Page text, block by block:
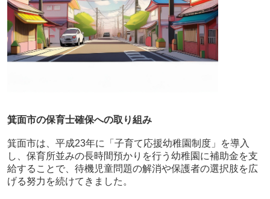
箕面市の保育士確保への取り組み
箕面市は、平成23年に「子育て応援幼稚園制度」を導入
し、保育所並みの長時間預かりを行う幼稚園に補助金を支
給することで、待機児童問題の解消や保護者の選択肢を広
げる努力を続けてきました。